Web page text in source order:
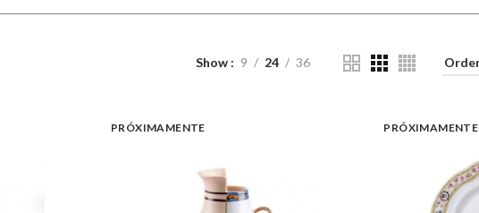
Show 9 24 36
PRÓXIMAMENTE PRÓXIMAMENTE